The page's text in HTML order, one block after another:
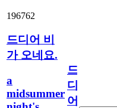
196762
드디어 비
가 오네요.
a
midsummer
드
디
어